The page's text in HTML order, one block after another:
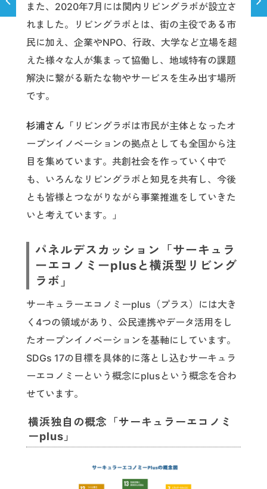
また、2020年7月には関内リビングラボが設立さ
れました。リビングラボとは、街の主役である市
民に加え、企業やNPO、行政、大学など立場を超
えた様々な人が集まって協働し、地域特有の課題
解決に繋がる新たな物やサービスを生み出す場所
です。
杉浦さん「 リビングラボは市民が主体となったオ
ープンイノベーションの拠点としても全国から注
目を集めています。共創社会を作っていく中で
も、いろんなリビングラボと知見を共有し、今後
とも皆様とつながりながら事業推進をしていきた
いと考えています。」
パネルデスカッション「サーキュラ
ーエコノミーplusと横浜型リビング
ラボ」
サーキュラーエコノミーplus（プラス）には大き
く4つの領域があり、公民連携やデータ活用をし
たオープンイノベーションを基軸にしています。
SDGs 17の目標を具体的に落とし込むサーキュラ
ーエコノミーという概念にplusという概念を合わ
せています。
横浜独自の概念「サーキュラーエコノミ
ーplus」